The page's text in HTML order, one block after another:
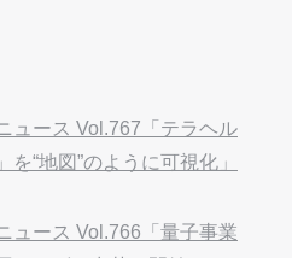
ュース Vol.767「テラヘル
“地図”のように可視化」
ュース Vol.766「量子事業